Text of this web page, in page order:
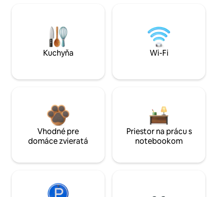
Kuchyňa Wi-Fi
Vhodné pre
domáce zvieratá
Priestor na prácu s
notebookom